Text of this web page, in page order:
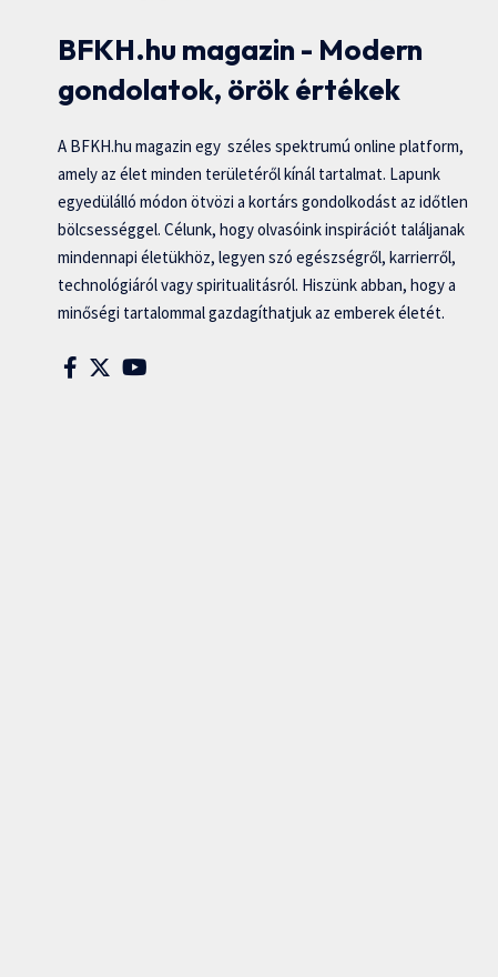
BFKH.hu magazin - Modern
gondolatok, örök értékek
A BFKH.hu magazin egy széles spektrumú online platform,
amely az élet minden területéről kínál tartalmat. Lapunk
egyedülálló módon ötvözi a kortárs gondolkodást az időtlen
bölcsességgel. Célunk, hogy olvasóink inspirációt találjanak
mindennapi életükhöz, legyen szó egészségről, karrierről,
technológiáról vagy spiritualitásról. Hiszünk abban, hogy a
minőségi tartalommal gazdagíthatjuk az emberek életét.